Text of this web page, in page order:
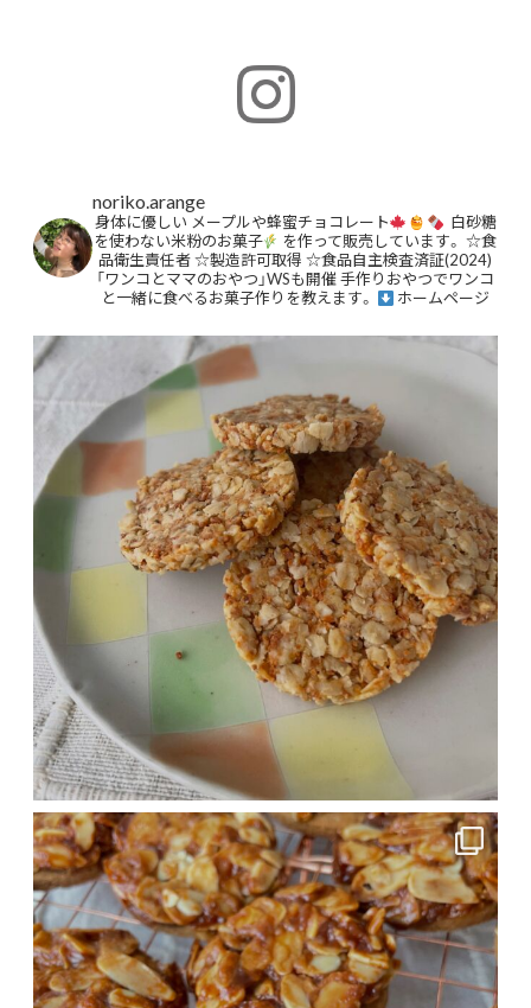
noriko.arange
身体に優しい メープルや蜂蜜チョコレート
白砂糖
を使わない米粉のお菓子
を作って販売しています。 ☆食
品衛生責任者☆製造許可取得 ☆食品自主検査済証(2024)
「ワンコとママのおやつ」WSも開催手作りおやつでワンコ
と一緒に食べるお菓子作りを教えます。
ホームページ